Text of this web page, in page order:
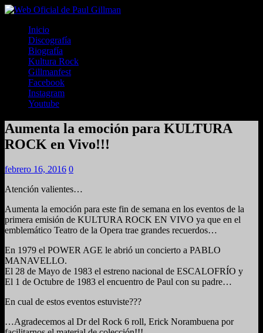
Inicio
Discografía
Biografía
Kultura Rock
Gillmanfest
Facebook
Instagram
Youtube
Aumenta la emoción para KULTURA
ROCK en Vivo!!!
febrero 16, 2016 0
Atención valientes…
Aumenta la emoción para este fin de semana en los eventos de la
primera emisión de KULTURA ROCK EN VIVO ya que en el
emblemático Teatro de la Opera trae grandes recuerdos…
En 1979 el POWER AGE le abrió un concierto a PABLO
MANAVELLO.
El 28 de Mayo de 1983 el estreno nacional de ESCALOFRÍO y
El 1 de Octubre de 1983 el encuentro de Paul con su padre…
En cual de estos eventos estuviste???
…Agradecemos al Dr del Rock 6 roll, Erick Norambuena por